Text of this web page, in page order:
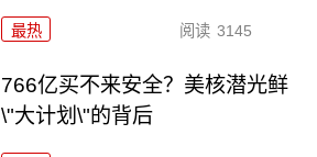
最热 阅读 3145
766亿买不来安全？美核潜光鲜
\"大计划\"的背后